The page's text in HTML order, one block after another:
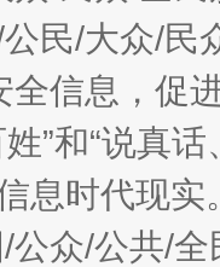
民/大众/民
全信息，促
”和“说真
息时代现实
公众/公共/